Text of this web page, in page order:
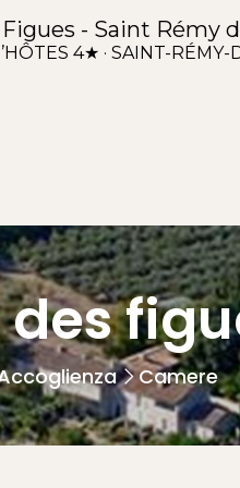
Figues - Saint Rémy
4★ · SAINT-RÉMY-
Camere